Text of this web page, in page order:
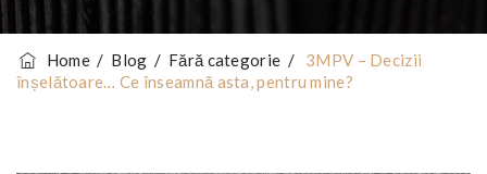
Home/ Blog / Fără categorie /
3MPV – Decizii
înșelătoare… Ce înseamnă asta, pentru mine?